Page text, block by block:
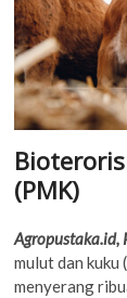
(PMK)
Agropustaka.id,
mulut dan kuku
menyerang